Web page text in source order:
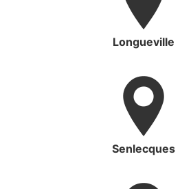
Longueville
Senlecques